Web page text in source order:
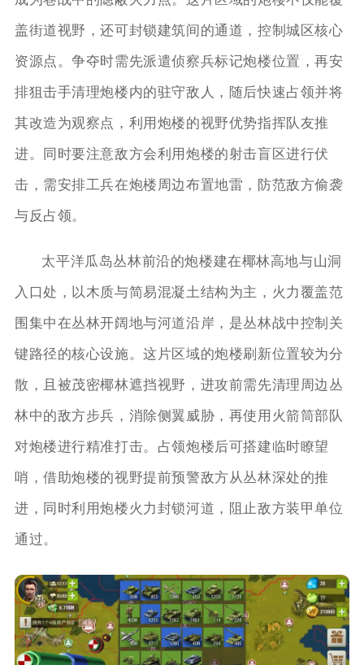
盖街道视野，还可封锁建筑间的通道，控制城区核心
资源点。争夺时需先派遣侦察兵标记炮楼位置，再安
排狙击手清理炮楼内的驻守敌人，随后快速占领并将
其改造为观察点，利用炮楼的视野优势指挥队友推
进。同时要注意敌方会利用炮楼的射击盲区进行伏
击，需安排工兵在炮楼周边布置地雷，防范敌方偷袭
与反占领。
太平洋瓜岛丛林前沿的炮楼建在椰林高地与山洞
入口处，以木质与简易混凝土结构为主，火力覆盖范
围集中在丛林开阔地与河道沿岸，是丛林战中控制关
键路径的核心设施。这片区域的炮楼刷新位置较为分
散，且被茂密椰林遮挡视野，进攻前需先清理周边丛
林中的敌方步兵，消除侧翼威胁，再使用火箭筒部队
对炮楼进行精准打击。占领炮楼后可搭建临时瞭望
哨，借助炮楼的视野提前预警敌方从丛林深处的推
进，同时利用炮楼火力封锁河道，阻止敌方装甲单位
通过。